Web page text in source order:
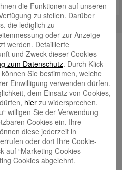
die Funktionen auf unseren
zu stellen. Darüber
die lediglich zu
oder zur Anzeige
werden. Detaillierte
und Zweck dieser Cookies
zum Datenschutz. Durch Klick
Sie bestimmen, welche
Einwilligung verwenden dürfen.
dem Einsatz von Cookies,
hierzu widersprechen.
willigen Sie der Verwendung
Cookies ein. Ihre
diese jederzeit in
oder dort Ihre Cookie-
auf “Marketing Cookies
Cookies abgelehnt.